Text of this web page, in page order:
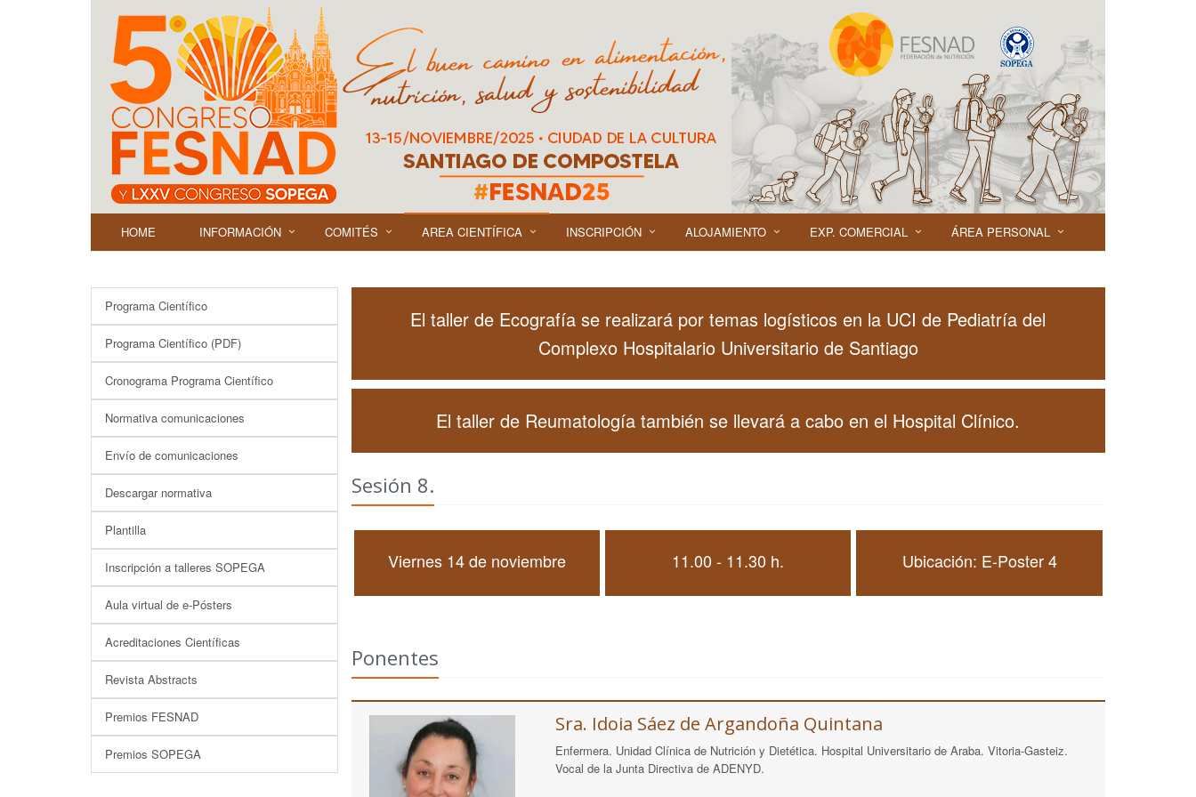
HOME INFORMACIÓN COMITÉS AREA CIENTÍFICA INSCRIPCIÓN ALOJAMIENTO EXP. COMERCIAL ÁREA PERSONAL
Programa Científico
Programa Científico (PDF)
Cronograma Programa Científico
Normativa comunicaciones
Envío de comunicaciones
Descargar normativa
Plantilla
Inscripción a talleres SOPEGA
Aula virtual de e-Pósters
Acreditaciones Científicas
Revista Abstracts
Premios FESNAD
Premios SOPEGA
El taller de Ecografía se realizará por temas logísticos en la UCI de Pediatría del
Complexo Hospitalario Universitario de Santiago
El taller de Reumatología también se llevará a cabo en el Hospital Clínico.
Sesión 8.
Viernes 14 de noviembre 11.00 - 11.30 h. Ubicación: E-Poster 4
Ponentes
Sra. Idoia Sáez de Argandoña Quintana
Enfermera. Unidad Clínica de Nutrición y Dietética. Hospital Universitario de Araba. Vitoria-Gasteiz.
Vocal de la Junta Directiva de ADENYD.